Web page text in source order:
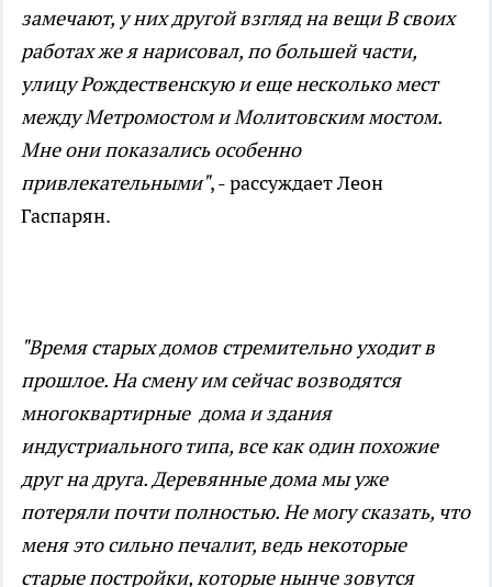
замечают, у них другой взгляд на вещи В своих
работах же я нарисовал, по большей части,
улицу Рождественскую и еще несколько мест
между Метромостом и Молитовским мостом.
Мне они показались особенно
привлекательными", - рассуждает Леон
Гаспарян.
"Время старых домов стремительно уходит в
прошлое. На смену им сейчас возводятся
многоквартирные дома и здания
индустриального типа, все как один похожие
друг на друга. Деревянные дома мы уже
потеряли почти полностью. Не могу сказать, что
меня это сильно печалит, ведь некоторые
старые постройки, которые нынче зовутся